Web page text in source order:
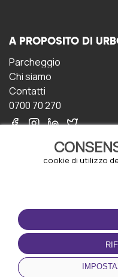
cookie di utilizzo
A PROPOSITO DI
Parcheggio
Chi siamo
Contatti
0700 70 270
CONDIZIONI D'USO
Termini e Condizioni
Politica sulla
Gestione dei Cookie